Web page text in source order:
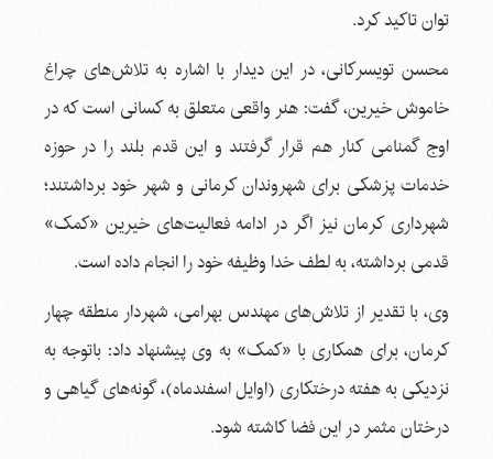
توان تاکید کرد.
محسن تویسرکانی، در این دیدار با اشاره به تلاش‌های چراغ
خاموش خیرین، گفت: هنر واقعی متعلق به کسانی است که در
اوج گمنامی کنار هم قرار گرفتند و این قدم بلند را در حوزه
خدمات پزشکی برای شهروندان کرمانی و شهر خود برداشتند؛
شهرداری کرمان نیز اگر در ادامه فعالیت‌های خیرین «کمک»
قدمی برداشته، به لطف خدا وظیفه خود را انجام داده است.
وی، با تقدیر از تلاش‌های مهندس بهرامی، شهردار منطقه چهار
کرمان، برای همکاری با «کمک» به وی پیشنهاد داد: باتوجه به
نزدیکی به هفته درختکاری (اوایل اسفندماه)، گونه‌های گیاهی و
درختان مثمر در این فضا کاشته شود.